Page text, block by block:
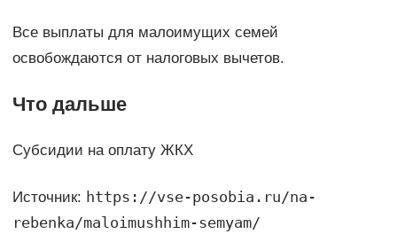
Все выплаты для малоимущих семей
освобождаются от налоговых вычетов.
Что дальше
Субсидии на оплату ЖКХ
Источник: https://vse-posobia.ru/na-
rebenka/maloimushhim-semyam/